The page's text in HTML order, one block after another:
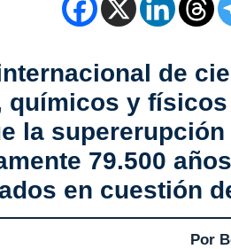
de
químicos y
la
79.500
en cuestión
Por